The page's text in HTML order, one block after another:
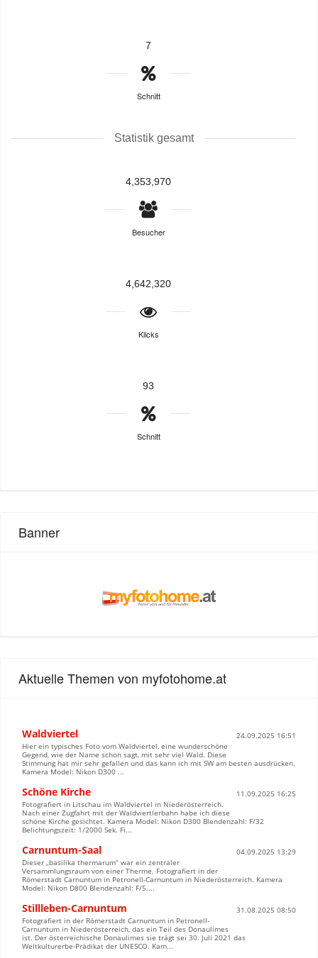
7
Schnitt
Statistik gesamt
4,353,970
Besucher
4,642,320
Klicks
93
Schnitt
Banner
Aktuelle Themen von myfotohome.at
Waldviertel
24.09.2025 16:51
Hier ein typisches Foto vom Waldviertel, eine wunderschöne
Gegend, wie der Name schon sagt, mit sehr viel Wald. Diese
Stimmung hat mir sehr gefallen und das kann ich mit SW am besten ausdrücken.
Kamera Model: Nikon D300 ...
Schöne Kirche
11.09.2025 16:25
Fotografiert in Litschau im Waldviertel in Niederösterreich.
Nach einer Zugfahrt mit der Waldviertlerbahn habe ich diese
schöne Kirche gesichtet. Kamera Model: Nikon D300 Blendenzahl: F/32
Belichtungszeit: 1/2000 Sek. Fi...
Carnuntum-Saal
04.09.2025 13:29
Dieser „basilika thermarum“ war ein zentraler
Versammlungsraum von einer Therme. Fotografiert in der
Römerstadt Carnuntum in Petronell-Carnuntum in Niederösterreich. Kamera
Model: Nikon D800 Blendenzahl: F/5....
Stillleben-Carnuntum
31.08.2025 08:50
Fotografiert in der Römerstadt Carnuntum in Petronell-
Carnuntum in Niederösterreich, das ein Teil des Donaulimes
ist. Der österreichische Donaulimes sie trägt sei 30. Juli 2021 das
Weltkulturerbe-Prädikat der UNESCO. Kam...